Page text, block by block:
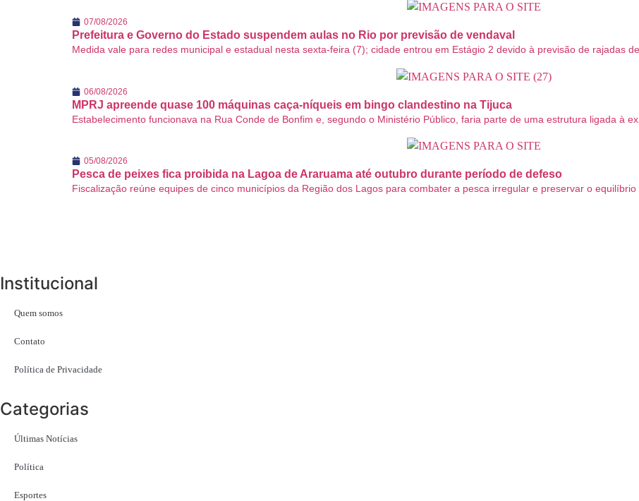
07/08/2026
Prefeitura e Governo do Estado suspendem aulas no Rio por previsão de vendaval
Medida vale para redes municipal e estadual nesta sexta-feira (7); cidade entrou em Estágio 2 devido à previsão de rajadas
06/08/2026
MPRJ apreende quase 100 máquinas caça-níqueis em bingo clandestino na Tijuca
Estabelecimento funcionava na Rua Conde de Bonfim e, segundo o Ministério Público, faria parte de uma estrutura ligada à
05/08/2026
Pesca de peixes fica proibida na Lagoa de Araruama até outubro durante período de defeso
Fiscalização reúne equipes de cinco municípios da Região dos Lagos para combater a pesca irregular e preservar o
Institucional
Quem somos
Contato
Política de Privacidade
Categorias
Últimas Notícias
Política
Esportes